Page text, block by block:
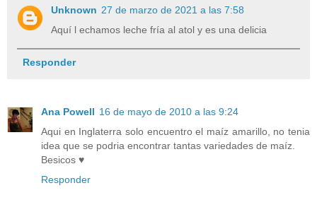
Unknown 27 de marzo de 2021 a las 7:58
Aquí l echamos leche fría al atol y es una delicia
Responder
Ana Powell 16 de mayo de 2010 a las 9:24
Aqui en Inglaterra solo encuentro el maíz amarillo, no tenia
idea que se podria encontrar tantas variedades de maíz.
Besicos ♥
Responder